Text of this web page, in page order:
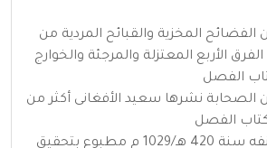
الفضائح المخزية والقبائح المردية من
الأربع المعتزلة والمرجئة والخوارج
الفصل
الصحابة نشرها سعيد الأفغانى أكثر من
الفصل
الأصول والفروع صنفه سنة 420 هـ/1029 م مطبوع بتحقيق